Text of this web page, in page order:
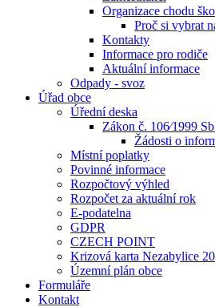
Organizace chodu
Proč si vybrat
Kontakty
Informace pro rodiče
Aktuální informace
Odpady - svoz
Úřad obce
Úřední deska
Zákon č. 106⁄1999
Žádosti o
Místní poplatky
Povinné informace
Rozpočtový výhled
Rozpočet za aktuální rok
E-podatelna
GDPR
CZECH POINT
Krizová karta Nezabylice
Územní plán obce
Formuláře
Kontakt